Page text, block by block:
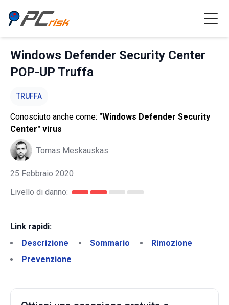
Windows Defender Security Center
POP-UP Truffa
TRUFFA
Conosciuto anche come: "Windows Defender Security
Center" virus
Tomas Meskauskas
25 Febbraio 2020
Livello di danno:
Link rapidi:
Descrizione
Sommario
Rimozione
Prevenzione